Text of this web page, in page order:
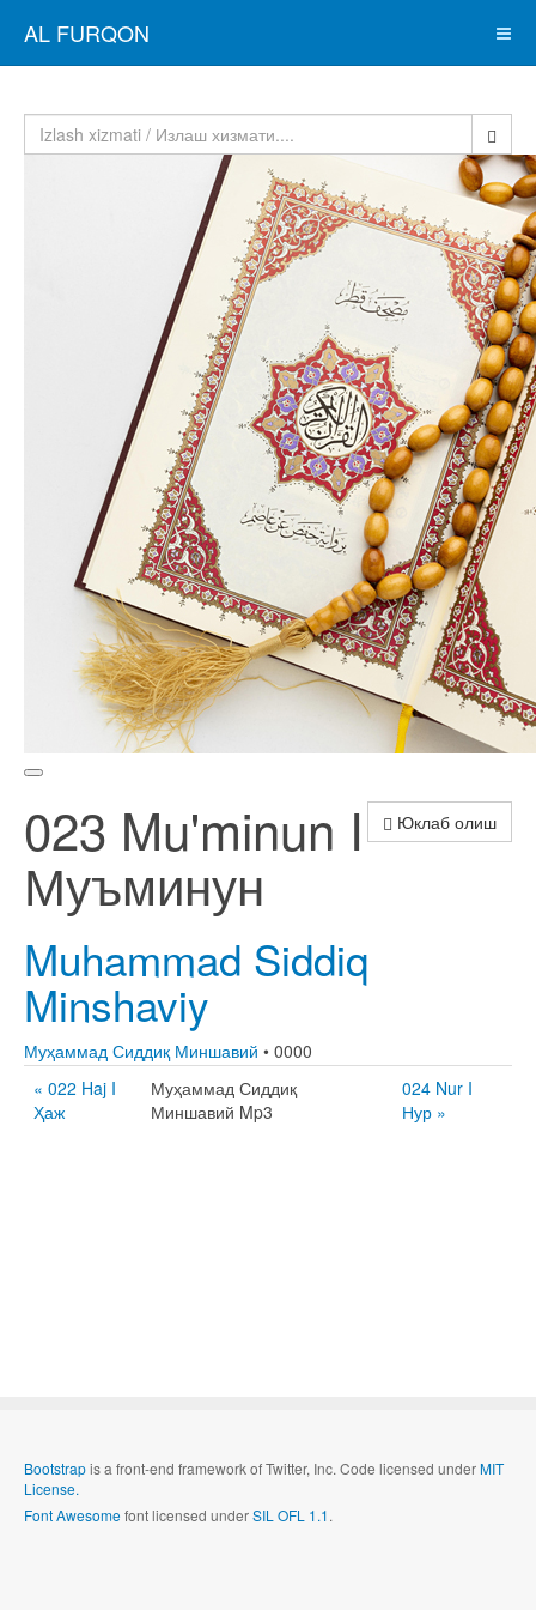
AL FURQON
Юклаб олиш
023 Mu'minun I
Муъминун
Muhammad Siddiq
Minshaviy
Муҳаммад Сиддиқ Миншавий • 0000
« 022 Haj I
Ҳаж
Муҳаммад Сиддиқ
Миншавий Mp3
024 Nur I
Нур »
Bootstrapis a front-end framework of Twitter, Inc. Code licensed underMIT
License.
Font Awesomefont licensed underSIL OFL 1.1.